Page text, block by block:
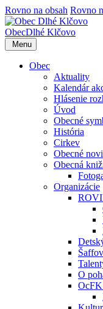
Rovno na obsah Rovno
ObecDlhé Klčovo
Menu
Obec
Aktuality
Kalendár
Hlásenie
Úvod
Obecné
História
Cirkev
Obecné
Obecná
Organizácie
O